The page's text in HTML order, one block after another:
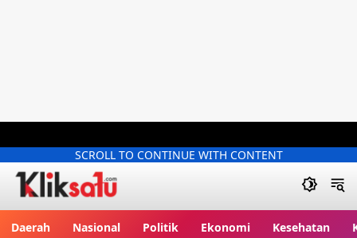
SCROLL TO CONTINUE WITH CONTENT
Daerah Nasional Politik Ekonomi Kesehatan